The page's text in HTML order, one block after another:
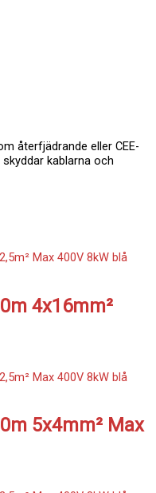
återfjädrande eller CEE-
kablarna och
4x16mm²
5x4mm² Max